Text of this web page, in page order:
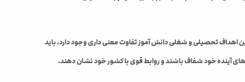
اهداف تحصیلی و شغلی دانش آموز تفاوت معنی داری وجود دارد، باید
های آینده خود شفاف باشند و روابط قوی با کشور خود نشان دهند.